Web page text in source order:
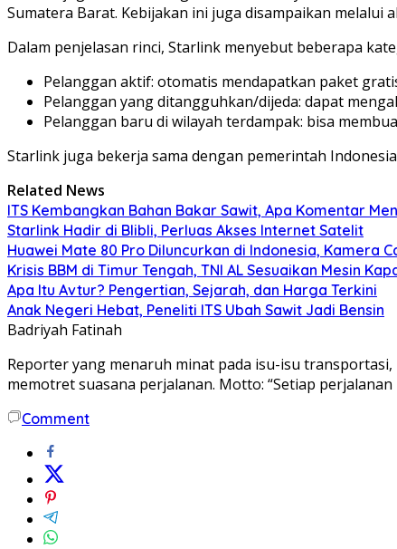
Sumatera Barat. Kebijakan ini juga disampaikan melalui
Dalam penjelasan rinci, Starlink menyebut beberapa
Pelanggan aktif: otomatis mendapatkan paket
Pelanggan yang ditangguhkan/dijeda: dapat
Pelanggan baru di wilayah terdampak: bisa
Starlink juga bekerja sama dengan pemerintah
Related News
ITS Kembangkan Bahan Bakar Sawit, Apa Komentar
Starlink Hadir di Blibli, Perluas Akses Internet Satelit
Huawei Mate 80 Pro Diluncurkan di Indonesia, Kamera
Krisis BBM di Timur Tengah, TNI AL Sesuaikan Mesin
Apa Itu Avtur? Pengertian, Sejarah, dan Harga Terkini
Anak Negeri Hebat, Peneliti ITS Ubah Sawit Jadi Bensin
Badriyah Fatinah
Reporter yang menaruh minat pada isu-isu
memotret suasana perjalanan. Motto: “Setiap
Comment